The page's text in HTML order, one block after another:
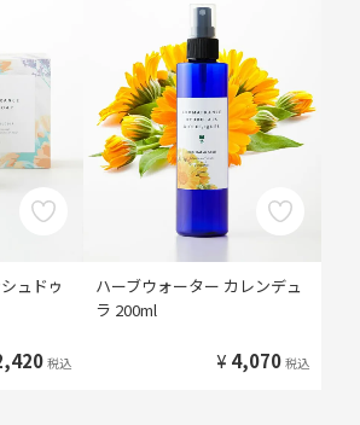
ュドゥ
税込
ハーブウォーター カレンデュ
ラ 200ml
¥ 4,070 税込